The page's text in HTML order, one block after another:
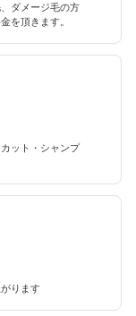
ダメージ毛の方
を頂きます。
ット・シャンプ
ります